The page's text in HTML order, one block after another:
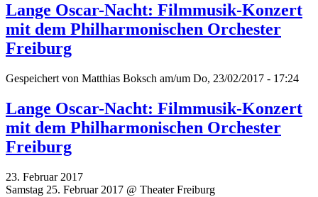
Lange Oscar-Nacht: Filmmusik-Konzert
mit dem Philharmonischen Orchester
Freiburg
Gespeichert von Matthias Boksch am/um Do, 23/02/2017 - 17:24
Lange Oscar-Nacht: Filmmusik-Konzert
mit dem Philharmonischen Orchester
Freiburg
23. Februar 2017
Samstag 25. Februar 2017 @ Theater Freiburg